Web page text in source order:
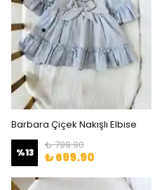
Barbara Çiçek Nakışlı Elbise
%13
₺ 799.90
₺ 699.90